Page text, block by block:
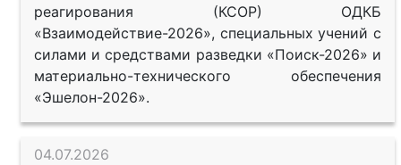
реагирования (КСОР) ОДКБ
«Взаимодействие-2026», специальных учений с
силами и средствами разведки «Поиск-2026» и
материально-технического обеспечения
«Эшелон-2026».
04.07.2026